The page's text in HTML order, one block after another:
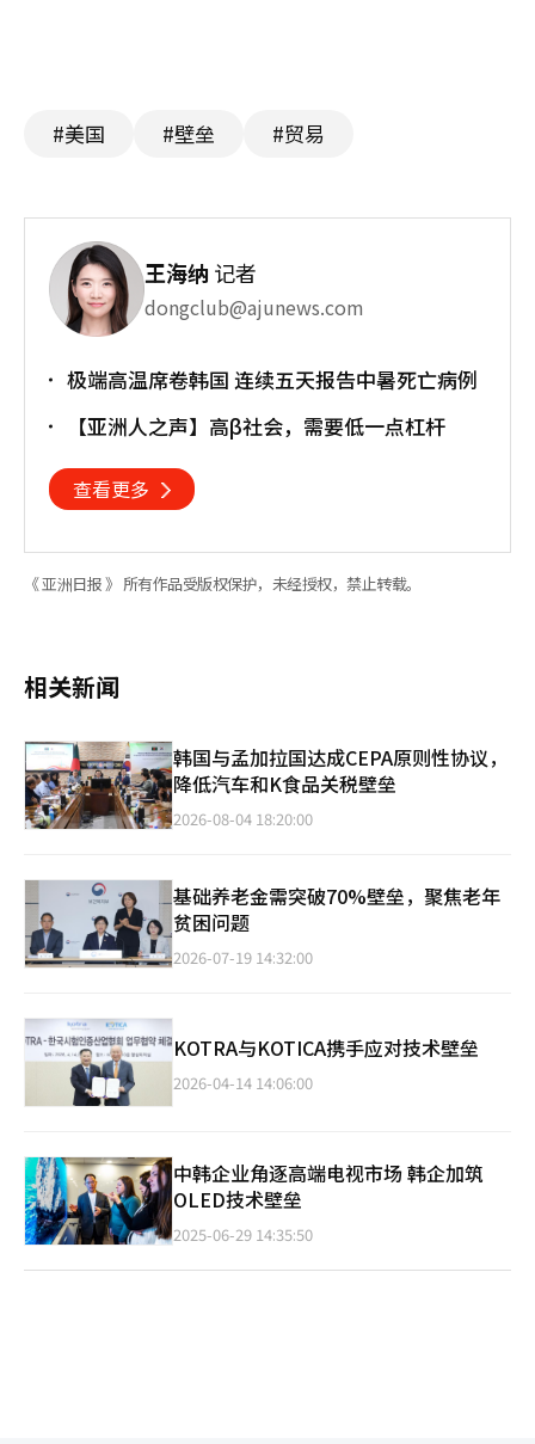
#美国 #壁垒 #贸易
王海纳 记者
dongclub@ajunews.com
极端高温席卷韩国 连续五天报告中暑死亡病例
【亚洲人之声】高β社会，需要低一点杠杆
查看更多
《 亚洲日报 》 所有作品受版权保护，未经授权，禁止转载。
相关新闻
韩国与孟加拉国达成CEPA原则性协议，
降低汽车和K食品关税壁垒
2026-08-04 18:20:00
基础养老金需突破70%壁垒，聚焦老年
贫困问题
2026-07-19 14:32:00
KOTRA与KOTICA携手应对技术壁垒
2026-04-14 14:06:00
中韩企业角逐高端电视市场 韩企加筑
OLED技术壁垒
2025-06-29 14:35:50